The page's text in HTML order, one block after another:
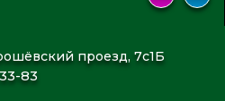
проезд, 7с1Б
83